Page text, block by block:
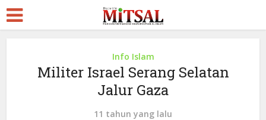
Info Islam
Militer Israel Serang Selatan
Jalur Gaza
11 tahun yang lalu